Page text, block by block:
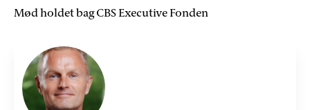
Mød holdet bag CBS Executive Fonden